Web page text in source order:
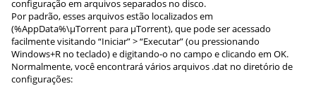
configuração em arquivos separados no disco.
Por padrão, esses arquivos estão localizados em
(%AppData%\µTorrent para µTorrent), que pode ser acessado
facilmente visitando “Iniciar” > “Executar” (ou pressionando
Windows+R no teclado) e digitando-o no campo e clicando em OK.
Normalmente, você encontrará vários arquivos .dat no diretório de
configurações: